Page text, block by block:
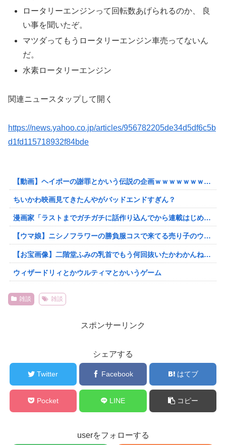
ロータリーエンジンって回転数あげられるのか、 良
い事を聞いたぞ。
マツダってもうロータリーエンジン車売ってないん
だ。
水素ロータリーエンジン
関連ニュース タップして開く
https://news.yahoo.co.jp/articles/956782205de34d5df6c5b
d1fd115718932f84bde
【動画】ヘイポーの謝罪とかいう伝説の企画ｗｗｗｗｗｗｗｗｗｗ
ちいかわ映画見てきたんやがバッドエンドすぎん？
漫画家「ラストまでガチガチに話作り込んでから連載はじめるか」←これがいない理由！！
【ウマ娘】ニシノフラワーの勝負服コスで来てる売り子のウマ娘！？
【お宝画像】二階堂ふみの乳首でもう何回抜いたかわかんねええええええ
ウィザードリィとかウルティマとかいうゲーム
雑談 雑談
スポンサーリンク
シェアする
Twitter Facebook はてブ
Pocket LINE コピー
userをフォローする